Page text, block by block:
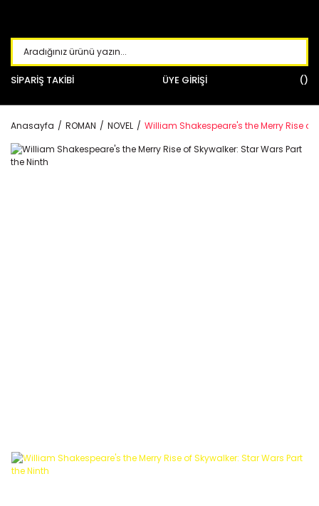
SİPARİŞ TAKİBİ ÜYE GİRİŞİ
Anasayfa ROMAN NOVEL William Shakespeare's the Merry Rise of